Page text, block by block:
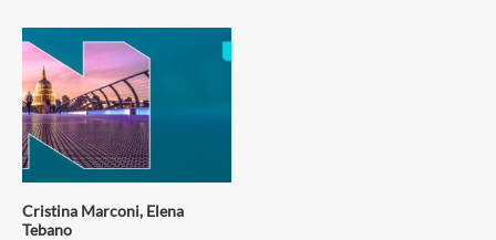
Cristina Marconi, Elena
Tebano